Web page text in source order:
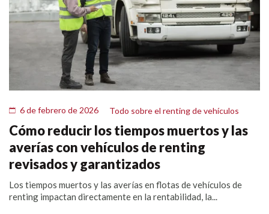
6 de febrero de 2026 Todo sobre el renting de vehículos
Cómo reducir los tiempos muertos y las
averías con vehículos de renting
revisados y garantizados
Los tiempos muertos y las averías en flotas de vehículos de
renting impactan directamente en la rentabilidad, la...